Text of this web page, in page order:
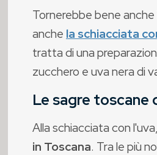
Tornerebbe bene anche
anche la schiacciata
tratta di una
zucchero e uva nera di
Le sagre toscane
Alla schiacciata con
in Toscana. Tra le più